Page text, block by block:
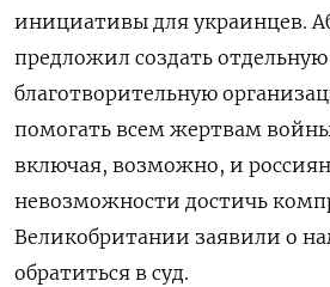
инициативы для украинцев.
предложил создать отдельную
благотворительную
помогать всем жертвам
включая, возможно, и
невозможности достичь
Великобритании заявили о
обратиться в суд.